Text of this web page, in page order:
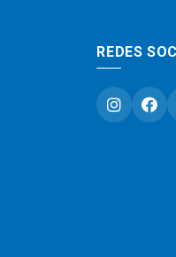
REDES